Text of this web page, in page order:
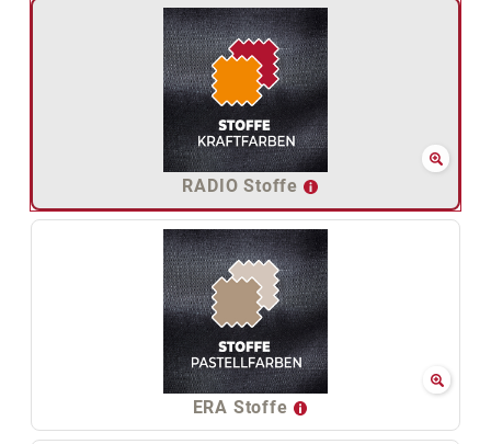
RADIO Stoffe
ERA Stoffe